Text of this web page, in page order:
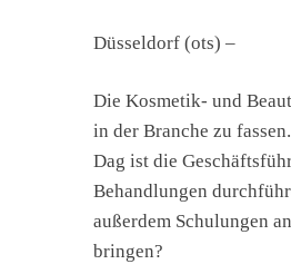
Düsseldorf (ots) –
Die Kosmetik- und
in der Branche zu
Dag ist die
Behandlungen
außerdem Schulungen
bringen?